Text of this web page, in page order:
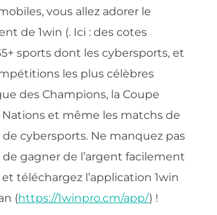
vous allez adorer le
de 1win (. Ici : des cotes
sports dont les cybersports, et
les plus célèbres
des Champions, la Coupe
Nations et même les matchs de
cybersports. Ne manquez pas
gagner de l’argent facilement
téléchargez l’application 1win
(https://1winpro.cm/app/) !